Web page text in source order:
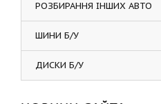
РОЗБИРАННЯ ІНШИХ АВТО
ШИНИ Б/У
ДИСКИ Б/У